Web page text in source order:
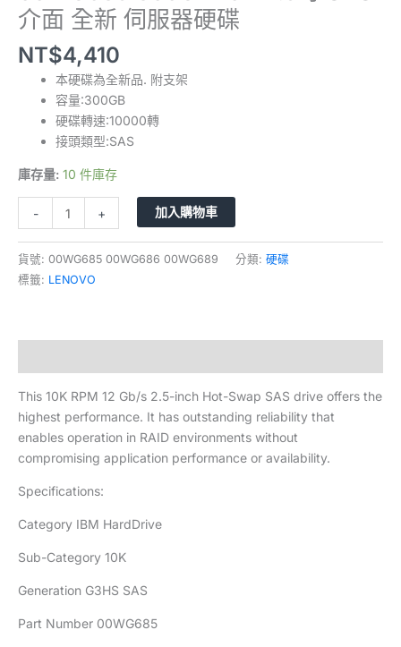
介面 全新 伺服器硬碟
NT$4,410
本硬碟為全新品. 附支架
容量:300GB
硬碟轉速:10000轉
接頭類型:SAS
庫存量: 10 件庫存
- + 加入購物車
貨號: 00WG685 00WG686 00WG689 分類: 硬碟
標籤: LENOVO
This 10K RPM 12 Gb/s 2.5-inch Hot-Swap SAS drive offers the
highest performance. It has outstanding reliability that
enables operation in RAID environments without
compromising application performance or availability.
Specifications:
Category IBM HardDrive
Sub-Category 10K
Generation G3HS SAS
Part Number 00WG685